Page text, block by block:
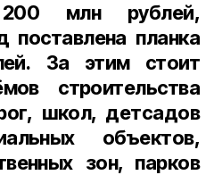
млн рублей,
планка
За этим стоит
строительства
школ, детсадов
объектов,
зон, парков